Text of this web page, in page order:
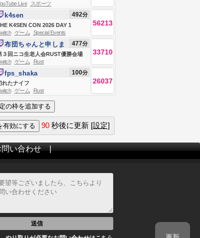
馬全レース中継（新潟・中京・札
）
Live
スポーツ
K4SEN CON 2026 DAY 1
k4sen 492分
56213
ゲーム Special Events
３回ニコ生老人会RUST優勝会場
布団ちゃん、う〇ちちゃん、恭ち
ん、キズナ ２日目
布団ちゃんと申しま
す
477分
33710
ゲーム
Rust
れたナイフ
fps_shaka 100分
26037
ゲーム Rust
90 秒後に更新 [設定]
問い合わせ|
送信